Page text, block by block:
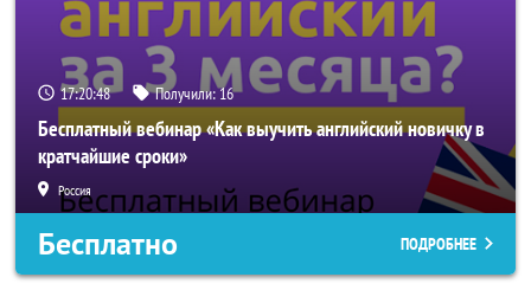
17:20:46 Получили:16
Бесплатный вебинар «Как выучить английский новичку в
кратчайшие сроки»
Россия
Бесплатно ПОДРОБНЕЕ